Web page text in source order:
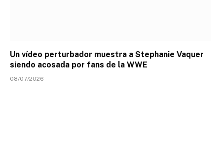
Un vídeo perturbador muestra a Stephanie Vaquer
siendo acosada por fans de la WWE
08/07/2026